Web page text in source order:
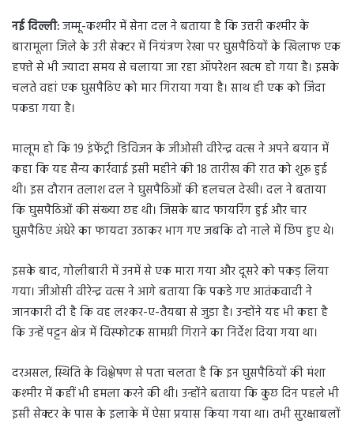
नई दिल्ली:जम्मू-कश्मीर में सेना दल ने बताया है कि उत्तरी कश्मीर के
बारामूला जिले के उरी सेक्टर में नियंत्रण रेखा पर घुसपैठियों के खिलाफ एक
हफ्ते से भी ज्यादा समय से चलाया जा रहा ऑपरेशन खत्म हो गया है। इसके
चलते वहां एक घुसपैठिए को मार गिराया गया है। साथ ही एक को जिंदा
पकडा गया है।
मालूम हो कि 19 इंफेंट्री डिविजन के जीओसी वीरेन्‍द्र वत्‍स ने अपने बयान में
कहा कि यह सैन्य कार्रवाई इसी महीने की 18 तारीख की रात को शुरू हुई
थी। इस दौरान तलाश दल ने घुसपैठिओं की हलचल देखी। दल ने बताया
कि घुसपैठिओं की संख्‍या छह थी। जिसके बाद फायरिंग हुई और चार
घुसपैठिए अंधेरे का फायदा उठाकर भाग गए जबकि दो नाले में छिप हुए थे।
इसके बाद, गोलीबारी में उनमें से एक मारा गया और दूसरे को पकड़ लिया
गया। जीओसी वीरेन्‍द्र वत्‍स ने आगे बताया कि पकडे गए आतंकवादी ने
जानकारी दी है कि वह लश्‍‍कर-ए-तैयबा से जुडा है। उन्होंने यह भी कहा है
कि उन्हें पट्टन क्षेत्र में विस्फोटक सामग्री गिराने का निर्देश दिया गया था।
दरअसल, स्थिति के विश्लेषण से पता चलता है कि इन घुसपैठियों की मंशा
कश्मीर में कहीं भी हमला करने की थी। उन्होंने बताया कि कुछ दिन पहले भी
इसी सेक्टर के पास के इलाके में ऐसा प्रयास किया गया था। तभी सुरक्षाबलों